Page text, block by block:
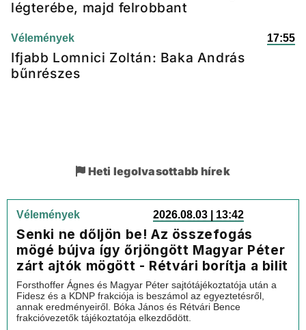
légterébe, majd felrobbant
Vélemények 17:55
Ifjabb Lomnici Zoltán: Baka András
bűnrészes
Heti legolvasottabb hírek
Vélemények 2026.08.03 | 13:42
Senki ne dőljön be! Az összefogás
mögé bújva így őrjöngött Magyar Péter
zárt ajtók mögött - Rétvári borítja a bilit
Forsthoffer Ágnes és Magyar Péter sajtótájékoztatója után a
Fidesz és a KDNP frakciója is beszámol az egyeztetésről,
annak eredményeiről. Bóka János és Rétvári Bence
frakcióvezetők tájékoztatója elkezdődött.